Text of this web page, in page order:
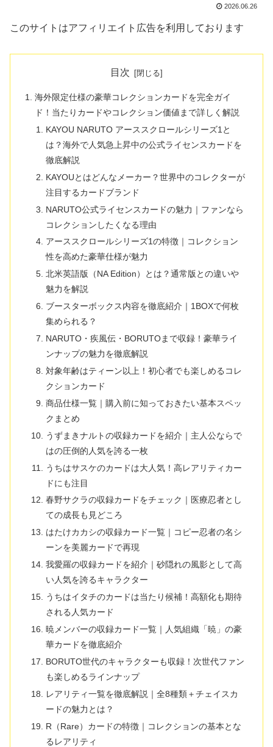
2026.06.26
このサイトはアフィリエイト広告を利用しております
目次
海外限定仕様の豪華コレクションカードを完全ガイ
ド！当たりカードやコレクション価値まで詳しく解説
KAYOU NARUTO アーススクロールシリーズ1と
は？海外で人気急上昇中の公式ライセンスカードを
徹底解説
KAYOUとはどんなメーカー？世界中のコレクターが
注目するカードブランド
NARUTO公式ライセンスカードの魅力｜ファンなら
コレクションしたくなる理由
アーススクロールシリーズ1の特徴｜コレクション
性を高めた豪華仕様が魅力
北米英語版（NA Edition）とは？通常版との違いや
魅力を解説
ブースターボックス内容を徹底紹介｜1BOXで何枚
集められる？
NARUTO・疾風伝・BORUTOまで収録！豪華ライ
ンナップの魅力を徹底解説
対象年齢はティーン以上！初心者でも楽しめるコレ
クションカード
商品仕様一覧｜購入前に知っておきたい基本スペッ
クまとめ
うずまきナルトの収録カードを紹介｜主人公ならで
はの圧倒的人気を誇る一枚
うちはサスケのカードは大人気！高レアリティカー
ドにも注目
春野サクラの収録カードをチェック｜医療忍者とし
ての成長も見どころ
はたけカカシの収録カード一覧｜コピー忍者の名シ
ーンを美麗カードで再現
我愛羅の収録カードを紹介｜砂隠れの風影として高
い人気を誇るキャラクター
うちはイタチのカードは当たり候補！高額化も期待
される人気カード
暁メンバーの収録カード一覧｜人気組織「暁」の豪
華カードを徹底紹介
BORUTO世代のキャラクターも収録！次世代ファン
も楽しめるラインナップ
レアリティ一覧を徹底解説｜全8種類＋チェイスカ
ードの魅力とは？
R（Rare）カードの特徴｜コレクションの基本とな
るレアリティ